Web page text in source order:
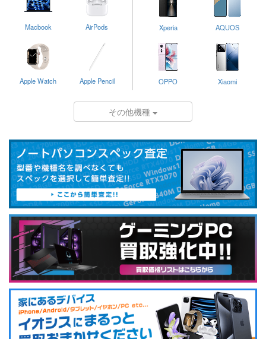
Macbook AirPods
Apple Watch Apple Pencil
Xperia AQUOS
OPPO Xiaomi
その他機種